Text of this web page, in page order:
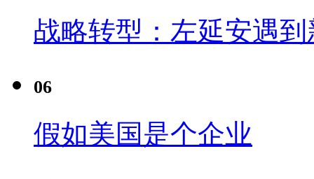
战略转型：左延安遇
06
假如美国是个企业